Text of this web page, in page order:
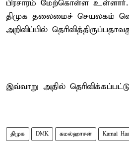
பிரசாரம் மேற்கொள்ள
திமுக தலைமைச் செயலகம்
அறிவிப்பில்
இவ்வாறு அதில்
திமுக DMK கமல்ஹாசன் Kamal